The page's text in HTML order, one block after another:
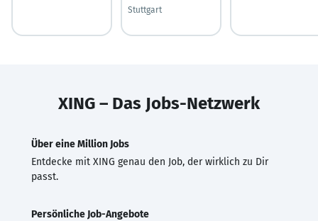
Stuttgart
XING – Das Jobs-Netzwerk
Über eine Million Jobs
Entdecke mit XING genau den Job, der wirklich zu Dir
passt.
Persönliche Job-Angebote